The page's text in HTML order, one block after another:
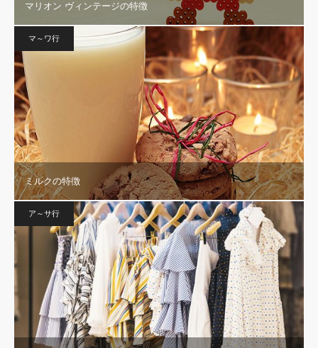
マリオン ヴィンテージの特徴
マ～ワ行
ミルクの特徴
ア～サ行